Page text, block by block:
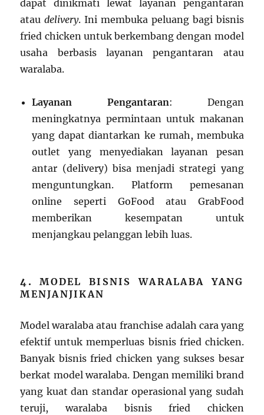
dapat dinikmati lewat layanan pengantaran
ataudelivery. Ini membuka peluang bagi bisnis
fried chicken untuk berkembang dengan model
usaha berbasis layanan pengantaran atau
waralaba.
Layanan Pengantaran: Dengan
meningkatnya permintaan untuk makanan
yang dapat diantarkan ke rumah, membuka
outlet yang menyediakan layanan pesan
antar (delivery) bisa menjadi strategi yang
menguntungkan. Platform pemesanan
online seperti GoFood atau GrabFood
memberikan kesempatan untuk
menjangkau pelanggan lebih luas.
4.MODEL BISNIS WARALABA YANG
MENJANJIKAN
Model waralaba atau franchise adalah cara yang
efektif untuk memperluas bisnis fried chicken.
Banyak bisnis fried chicken yang sukses besar
berkat model waralaba. Dengan memiliki brand
yang kuat dan standar operasional yang sudah
teruji, waralaba bisnis fried chicken